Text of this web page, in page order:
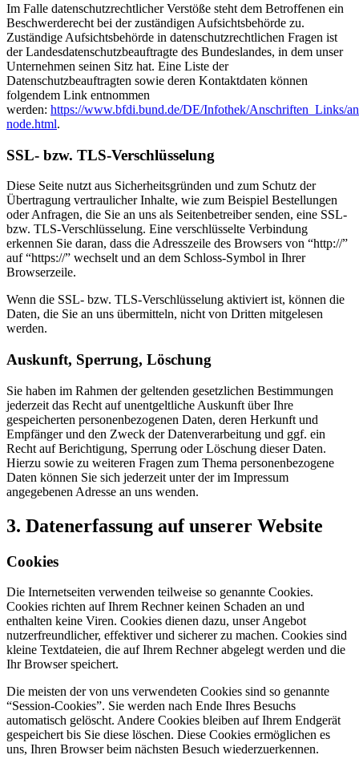
Im Falle datenschutzrechtlicher Verstöße steht dem Betroffenen ein
Beschwerderecht bei der zuständigen Aufsichtsbehörde zu.
Zuständige Aufsichtsbehörde in datenschutzrechtlichen Fragen ist
der Landesdatenschutzbeauftragte des Bundeslandes, in dem unser
Unternehmen seinen Sitz hat. Eine Liste der
Datenschutzbeauftragten sowie deren Kontaktdaten können
folgendem Link entnommen
werden: https://www.bfdi.bund.de/DE/Infothek/Anschriften_Links/
node.html.
SSL- bzw. TLS-Verschlüsselung
Diese Seite nutzt aus Sicherheitsgründen und zum Schutz der
Übertragung vertraulicher Inhalte, wie zum Beispiel Bestellungen
oder Anfragen, die Sie an uns als Seitenbetreiber senden, eine SSL-
bzw. TLS-Verschlüsselung. Eine verschlüsselte Verbindung
erkennen Sie daran, dass die Adresszeile des Browsers von “http://”
auf “https://” wechselt und an dem Schloss-Symbol in Ihrer
Browserzeile.
Wenn die SSL- bzw. TLS-Verschlüsselung aktiviert ist, können die
Daten, die Sie an uns übermitteln, nicht von Dritten mitgelesen
werden.
Auskunft, Sperrung, Löschung
Sie haben im Rahmen der geltenden gesetzlichen Bestimmungen
jederzeit das Recht auf unentgeltliche Auskunft über Ihre
gespeicherten personenbezogenen Daten, deren Herkunft und
Empfänger und den Zweck der Datenverarbeitung und ggf. ein
Recht auf Berichtigung, Sperrung oder Löschung dieser Daten.
Hierzu sowie zu weiteren Fragen zum Thema personenbezogene
Daten können Sie sich jederzeit unter der im Impressum
angegebenen Adresse an uns wenden.
3. Datenerfassung auf unserer Website
Cookies
Die Internetseiten verwenden teilweise so genannte Cookies.
Cookies richten auf Ihrem Rechner keinen Schaden an und
enthalten keine Viren. Cookies dienen dazu, unser Angebot
nutzerfreundlicher, effektiver und sicherer zu machen. Cookies sind
kleine Textdateien, die auf Ihrem Rechner abgelegt werden und die
Ihr Browser speichert.
Die meisten der von uns verwendeten Cookies sind so genannte
“Session-Cookies”. Sie werden nach Ende Ihres Besuchs
automatisch gelöscht. Andere Cookies bleiben auf Ihrem Endgerät
gespeichert bis Sie diese löschen. Diese Cookies ermöglichen es
uns, Ihren Browser beim nächsten Besuch wiederzuerkennen.